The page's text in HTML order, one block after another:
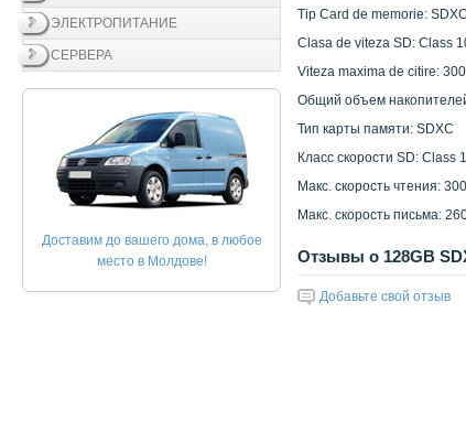
ЭЛЕКТРОПИТАНИЕ
СЕРВЕРА
Доставим до вашего дома, в любое
место в Молдове!
Tip Card de memorie: SDXC
Clasa de viteza SD: Class
Viteza maxima de citire:
Общий объем
Тип карты памяти: SDXC
Класс скорости SD: Class
Макс. скорость чтения:
Макс. скорость письма:
Отзывы о 128GB
Добавьте свой отзыв